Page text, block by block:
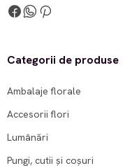
Categorii de produse
Ambalaje florale
Accesorii flori
Lumânări
Pungi, cutii și coșuri